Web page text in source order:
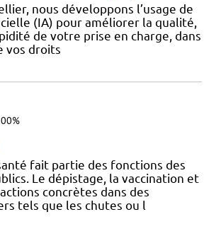
nous développons l’usage de
(IA) pour améliorer la qualité,
de votre prise en charge, dans
vos droits
fait partie des fonctions des
Le dépistage, la vaccination et
concrètes dans des
tels que les chutes ou l